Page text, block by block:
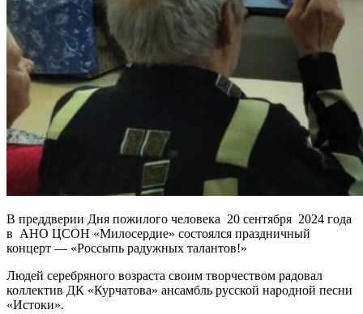
В преддверии Дня пожилого человека 20 сентября 2024 года
в АНО ЦСОН «Милосердие» состоялся праздничный
концерт — «Россыпь радужных талантов!»
Людей серебряного возраста своим творчеством радовал
коллектив ДК «Курчатова» ансамбль русской народной песни
«Истоки».